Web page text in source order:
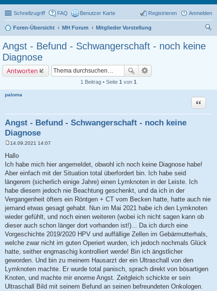
Schnellzugriff FAQ Benutzer Karte Anmelden
Registrieren
Foren-Übersicht MH Forum
Mitglieder Vorstellung
Angst - Befund - Schwangerschaft - noch keine
Diagnose
Antworten
1 Beitrag • Seite 1 von 1
paloma
Angst - Befund - Schwangerschaft - noch keine
Diagnose
Zitat
e
i
t
a
g
14.09.2021 14:07
Hallo
Ich habe mich hier angemeldet, obwohl ich noch keine Diagnose habe!
Aber einfach mit der Situation total überfordert bin. Ich habe seid
längerem (sicherlich einige Jahre) einen Lymknoten in der Leiste. Ich
habe diesem jedoch nie Beachtung geschenkt, und da ich in der
Vergangenheit öfters ein Röntgen + CT vom Becken hatte, hatte auch nie
jemand etwas gesagt gehabt. Nun im Mai 2021 habe ich den Lymknoten
wieder gefühlt, und noch einen weiteren (wobei ich nicht sagen kann ob
dieser auch schon länger dort vorhanden ist!)... Da ich durch eine
Vorgeschichte 2019/2020 HPV und auffällige Zellen im Gebärmutterhals,
welche zwar nicht im guten Operiert wurden, ich jedoch nochmals Glück
hatte, seither engmaschig kontrolliert werde! Bin ich ängstlicher
geworden. Und bin zu meinem Hausarzt der ein Ultraschall von den
Lymknoten machte. Er wurde total panisch, sprach direkt von bösartigen
Knoten, und machte mir enorme Angst. Zeitgleich schickte er sein
Ultraschall Bild mit seinem Befund an seinen befreundeten Onkologen.